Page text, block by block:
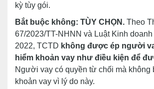
kỳ tùy gói.
Bắt buộc không: TÙY CHỌN. Theo
67/2023/TT-NHNN và Luật Kinh
2022, TCTD không được ép người
hiểm khoản vay như điều kiện để
Người vay có quyền từ chối mà không
khoản vay vì lý do này.